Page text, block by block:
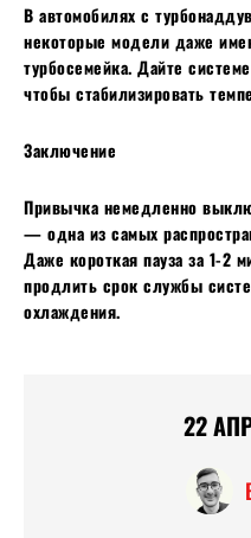
В автомобилях с
некоторые модели даже
турбосемейка. Дайте
чтобы стабилизировать
Заключение
Привычка немедленно
— одна из самых
Даже короткая пауза за 1-2
продлить срок службы
охлаждения.
22